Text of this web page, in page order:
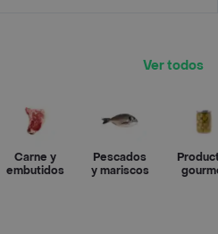
Ver todos
Carne y
embutidos
Pescados
y mariscos